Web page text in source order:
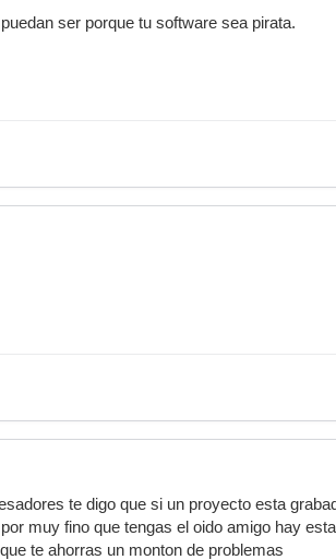
ser porque tu software sea pirata.
te digo que si un proyecto esta
muy fino que tengas el oido amigo hay
te ahorras un monton de problemas